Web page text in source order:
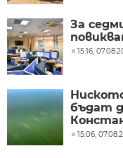
За
15:16,
бъдат
15:06,